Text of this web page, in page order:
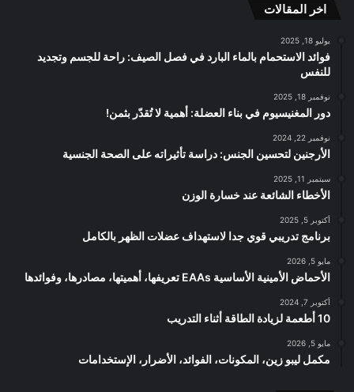
اخر المقالات
يوليو 18, 2025
فوائد الاستحمام بالماء البارد في فصل الصيف: راحة للجسم وتجديد
للنفس
نوفمبر 18, 2025
دور المغنيسيوم في بناء العضلة: أهمية لا تُقدّر بثمن!
نوفمبر 22, 2024
الأرجنين لتحسين الجنس: دراسة تأثيراته على الصحة الجنسية
سبتمبر 11, 2025
الأخطاء الشائعة عند خسارة الوزن
أكتوبر 5, 2025
برنامج تدريبي قوي جدا لاستهداف عضلات الظهر بالكامل
مايو 5, 2026
الأحماض الأمينية الأساسية EAAs تعريفها، أهميتها، مصادرها، وفوائدها
أكتوبر 7, 2024
10 أطعمة لزيادة الطاقة أثناء التدريب
مايو 5, 2026
مكمل ليبو زين، المكونات، الفوائد، الأضرار، الإستخدامات